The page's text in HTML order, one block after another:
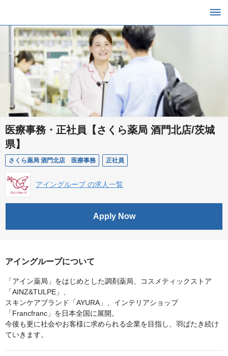
医療事務・正社員【さくら薬局 酒門北店/茨城
県】
さくら薬局 酒門北店 医療事務 正社員
アイングループ の求人一覧
Apply Now
アイングループについて
「アイン薬局」をはじめとした調剤薬局、コスメティックストア
「AINZ&TULPE」、
スキンケアブランド「AYURA」、インテリアショップ
「Francfranc」を日本全国に展開。
今後も更に社会やお客様に求められる企業を目指し、羽ばたき続け
ていきます。